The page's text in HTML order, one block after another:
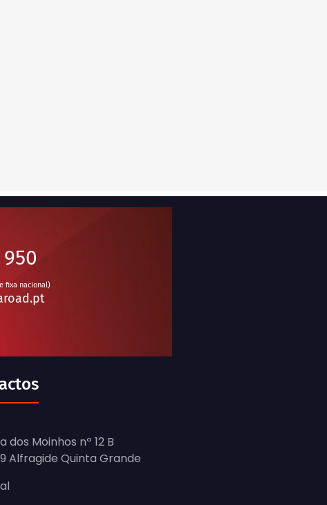
950
fixa nacional)
dos Moinhos nº 12 B
Alfragide Quinta Grande